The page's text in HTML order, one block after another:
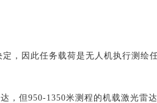
，因此任务载荷是无人机执行测绘
，但950-1350米测程的机载激光雷